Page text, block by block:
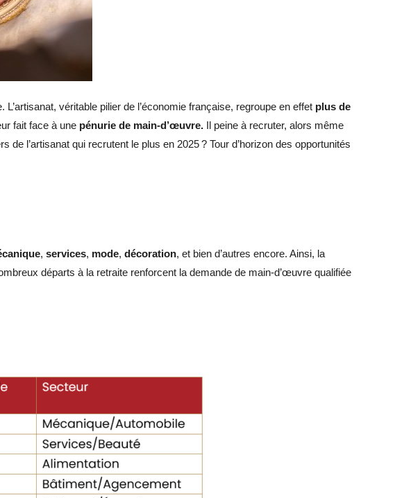
véritable pilier de l’économie française, regroupe en effet plus de
fait face à une pénurie de main-d’œuvre. Il peine à recruter, alors même
de l’artisanat qui recrutent le plus en 2025 ? Tour d’horizon des opportunités
, services, mode, décoration, et bien d’autres encore. Ainsi, la
départs à la retraite renforcent la demande de main-d’œuvre qualifiée